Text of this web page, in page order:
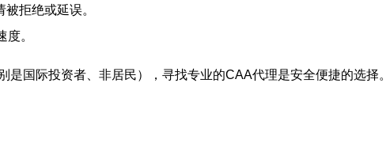
拒绝或延误。
。
国际投资者、非居民），寻找专业的CAA代理是安全便捷的选择。